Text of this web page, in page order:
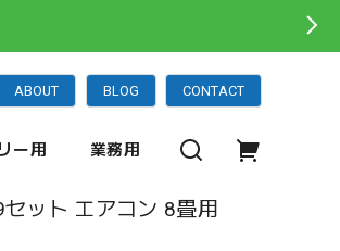
ABOUT BLOG CONTACT
ー用 業務用
ット エアコン 8畳用